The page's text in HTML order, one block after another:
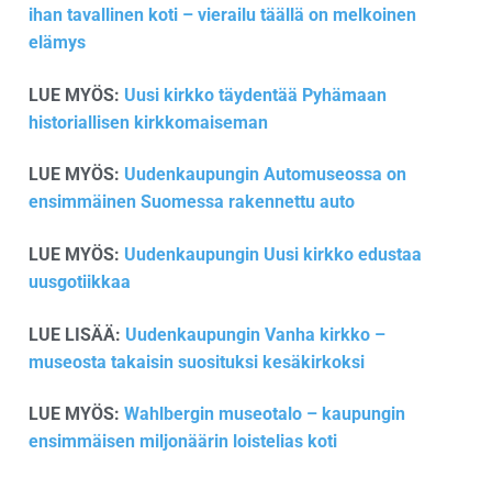
ihan tavallinen koti – vierailu täällä on melkoinen
elämys
LUE MYÖS: Uusi kirkko täydentää Pyhämaan
historiallisen kirkkomaiseman
LUE MYÖS: Uudenkaupungin Automuseossa on
ensimmäinen Suomessa rakennettu auto
LUE MYÖS: Uudenkaupungin Uusi kirkko edustaa
uusgotiikkaa
LUE LISÄÄ: Uudenkaupungin Vanha kirkko –
museosta takaisin suosituksi kesäkirkoksi
LUE MYÖS: Wahlbergin museotalo – kaupungin
ensimmäisen miljonäärin loistelias koti